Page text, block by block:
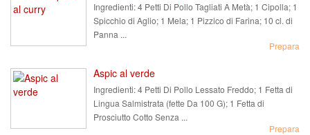
Ingredienti:4 Petti Di Pollo Tagliati A Metà; 1 Cipolla; 1
Spicchio di Aglio; 1 Mela; 1 Pizzico di Farina; 10 cl. di
Panna ...
Prepara
Aspic al verde
Ingredienti:4 Petti Di Pollo Lessato Freddo; 1 Fetta di
Lingua Salmistrata (fette Da 100 G); 1 Fetta di
Prosciutto Cotto Senza ...
Prepara